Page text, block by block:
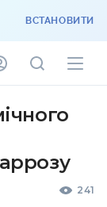
ВСТАНОВИТИ
241